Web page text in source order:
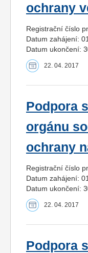
ochrany
Registrační číslo
Datum zahájení:
Datum ukončení:
22. 04. 2017
Podpora
orgánu
ochrany
Registrační číslo
Datum zahájení:
Datum ukončení:
22. 04. 2017
Podpora